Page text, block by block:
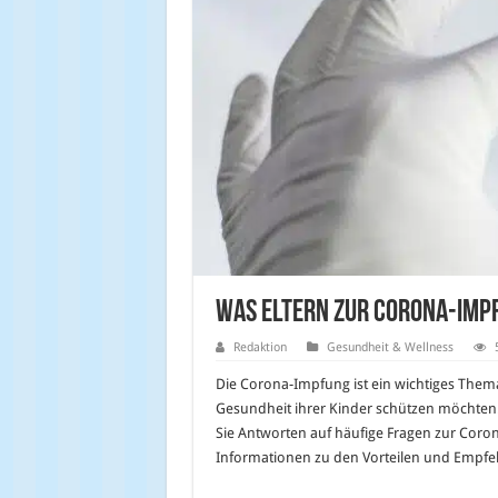
Was Eltern zur Corona-
Redaktion Gesundheit & Wellness
Die Corona-Impfung ist ein wichtiges
Gesundheit ihrer Kinder schützen
Sie Antworten auf häufige Fragen zur
Informationen zu den Vorteilen und